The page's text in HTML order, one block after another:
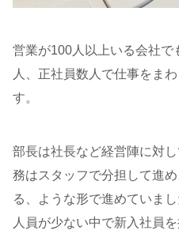
営業が100人以上いる会社で
人、正社員数人で仕事をま
す。
部長は社長など経営陣に対
務はスタッフで分担して進
る、ような形で進めていまし
人員が少ない中で新入社員